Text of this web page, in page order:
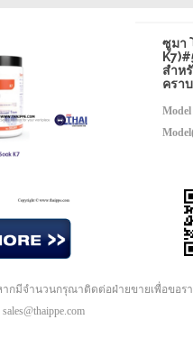
ซูมา
สำห
ครา
Model
กมีจำนวนกรุณาติดต่อฝ่ายขายเพื่อขอร